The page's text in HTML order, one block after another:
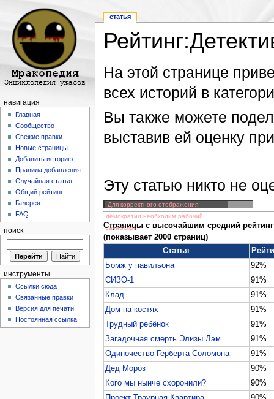
На этой странице
всех историй в
Вы также можете
выставив ей оценку
Эту статью никто не
Для корректного отображения
демократии необходим рабочий
JavaScript
Страницы с высочайшим средний рейтинг
(показывает 2000 страниц)
Статья
Бомж у павильона
92%
СИЗО-1
91%
Клад
91%
Дом на костях
91%
Трудный ребёнок
91%
Загадочная смерть Элизы Лэм
91%
Одиночество Герберта Соломона
91%
Дед Мороз
90%
Кого мы нынче схоронили?
90%
статья
навигация
Главная
Сообщество
Свежие правки
Новые страницы
Добавить историю
Правила добавления
Случайная статья
Общий рейтинг
Галерея
FAQ
поиск
инструменты
Ссылки сюда
Связанные правки
Версия для печати
Постоянная ссылка